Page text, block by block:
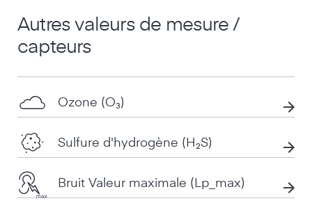
Autres valeurs de mesure /
capteurs
Ozone (O₃)
Sulfure d'hydrogène (H₂S)
Bruit Valeur maximale (Lp_max)